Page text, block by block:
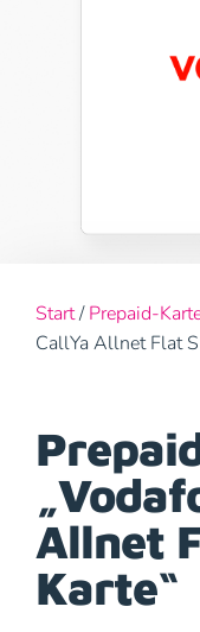
Start/Prepaid-
CallYa Allnet Flat
Allnet
Karte“